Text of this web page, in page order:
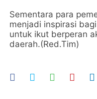
Sementara para
menjadi inspirasi
untuk ikut berperan
daerah.(Red.Tim)